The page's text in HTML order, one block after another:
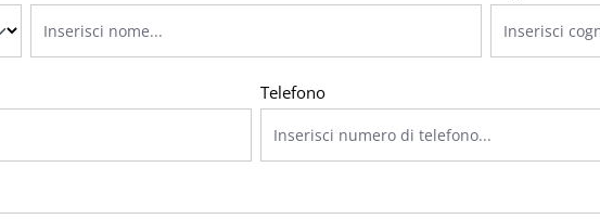
Telefono